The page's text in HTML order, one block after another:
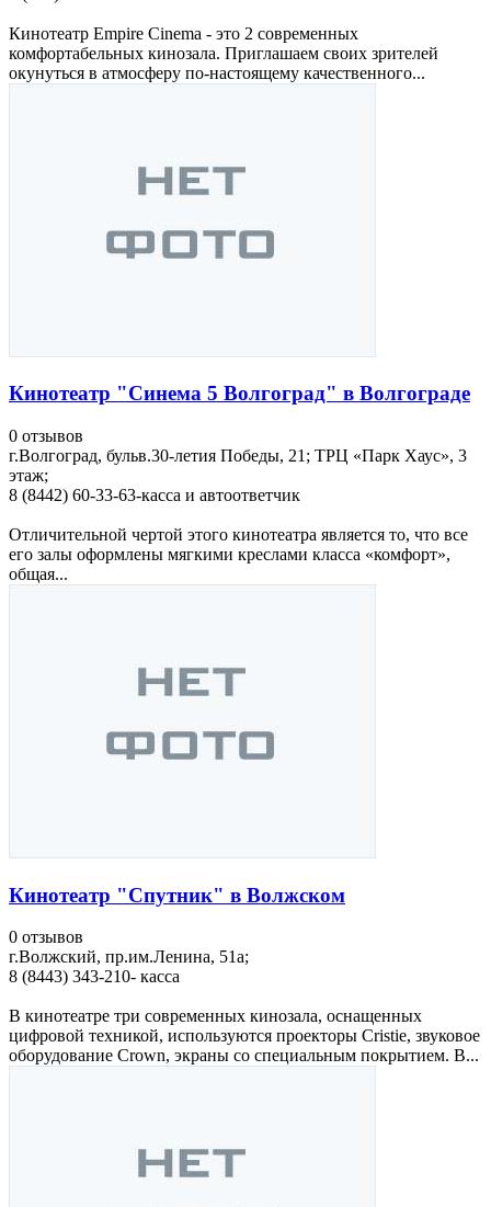
Кинотеатр Empire Cinema - это 2 современных
комфортабельных кинозала. Приглашаем своих зрителей
окунуться в атмосферу по-настоящему качественного...
Кинотеатр "Синема 5 Волгоград" в Волгограде
0 отзывов
г.Волгоград, бульв.30-летия Победы, 21; ТРЦ «Парк Хаус», 3
этаж;
8 (8442) 60-33-63-касса и автоответчик
Отличительной чертой этого кинотеатра является то, что все
его залы оформлены мягкими креслами класса «комфорт»,
общая...
Кинотеатр "Спутник" в Волжском
0 отзывов
г.Волжский, пр.им.Ленина, 51а;
8 (8443) 343-210- касса
В кинотеатре три современных кинозала, оснащенных
цифровой техникой, используются проекторы Cristie, звуковое
оборудование Crown, экраны со специальным покрытием. В...